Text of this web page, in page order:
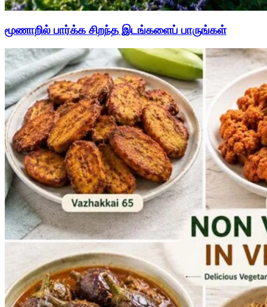
மூணாறில் பார்க்க சிறந்த இடங்களைப் பாருங்கள்